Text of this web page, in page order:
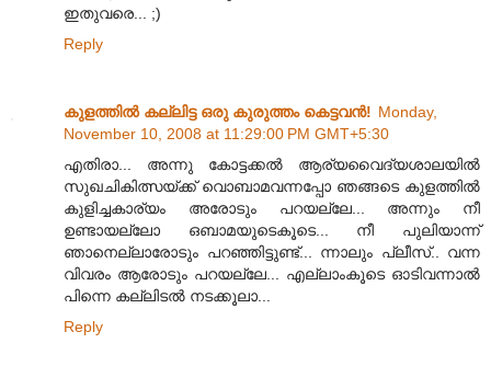
ഇതുവരെ... ;)
Reply
കുളത്തില്‍ കല്ലിട്ട ഒരു കുരുത്തം കെട്ടവന്‍! Monday,
November 10, 2008 at 11:29:00 PM GMT+5:30
എതിരാ... അന്നു കോട്ടക്കല്‍ ആര്യവൈദ്യശാലയില്‍
സുഖചികിത്സയ്ക്ക് വൊബാമവന്നപ്പോ ഞങ്ങടെ കുളത്തില്‍
കുളിച്ചകാര്യം അരോടും പറയല്ലേ... അന്നും നീ
ഉണ്ടായല്ലോ ഒബാമയുടെകൂടെ... നീ പുലിയാന്ന്
ഞാനെല്ലാരോടും പറഞ്ഞിട്ടുണ്ട്... ന്നാലും പ്ലീസ്.. വന്ന
വിവരം ആരോടും പറയല്ലേ... എല്ലാംകൂടെ ഓടിവന്നാല്‍
പിന്നെ കല്ലിടല്‍ നടക്കൂലാ...
Reply